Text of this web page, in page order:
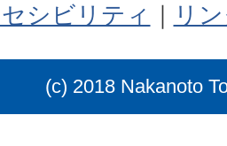
シビリティ
リ
(c) 2018 Nakanoto